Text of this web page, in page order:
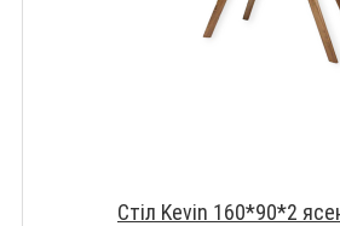
Стіл Kevin 160*90*2